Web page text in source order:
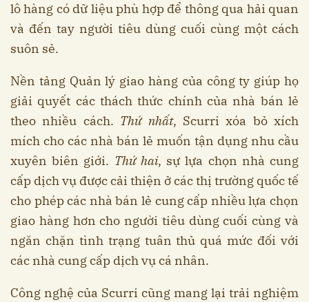
lô hàng có dữ liệu phù hợp để thông qua hải quan
và đến tay người tiêu dùng cuối cùng một cách
suôn sẻ.
Nền tảng Quản lý giao hàng của công ty giúp họ
giải quyết các thách thức chính của nhà bán lẻ
theo nhiều cách. Thứ nhất, Scurri xóa bỏ xích
mích cho các nhà bán lẻ muốn tận dụng nhu cầu
xuyên biên giới. Thứ hai, sự lựa chọn nhà cung
cấp dịch vụ được cải thiện ở các thị trường quốc tế
cho phép các nhà bán lẻ cung cấp nhiều lựa chọn
giao hàng hơn cho người tiêu dùng cuối cùng và
ngăn chặn tình trạng tuân thủ quá mức đối với
các nhà cung cấp dịch vụ cá nhân.
Công nghệ của Scurri cũng mang lại trải nghiệm